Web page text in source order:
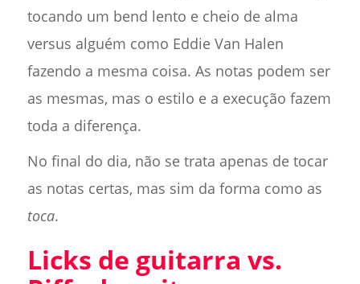
tocando um bend lento e cheio de alma
versus alguém como Eddie Van Halen
fazendo a mesma coisa. As notas podem ser
as mesmas, mas o estilo e a execução fazem
toda a diferença.
No final do dia, não se trata apenas de tocar
as notas certas, mas sim da forma como as
toca.
Licks de guitarra vs.